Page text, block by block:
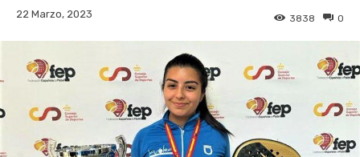
22 Marzo, 2023 0
3838